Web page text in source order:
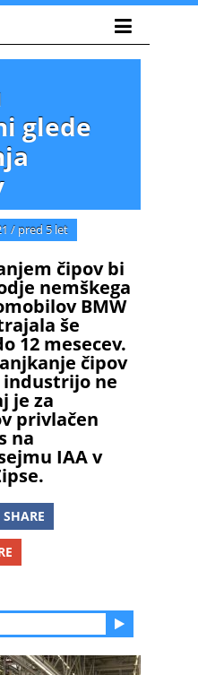
glede
/ pred 5 let
čipov bi
nemškega
BMW
še
12 mesecev.
čipov
ne
je za
privlačen
na
IAA v
SHARE